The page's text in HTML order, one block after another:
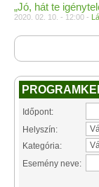
„Jó, hát te
2020. 02. 10. - 12:00 -
Időpont:
Helyszín:
Kategória:
Esemény neve: